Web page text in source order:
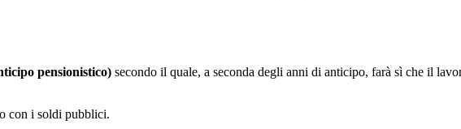
pensionistico) secondo il quale, a seconda degli anni di anticipo, farà sì che il
con i soldi pubblici.